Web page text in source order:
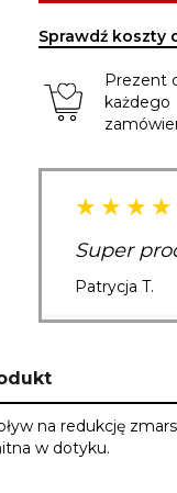
Sprawdź koszty
Prezent
każdego
Super
Patrycja T.
na redukcję
w dotyku.